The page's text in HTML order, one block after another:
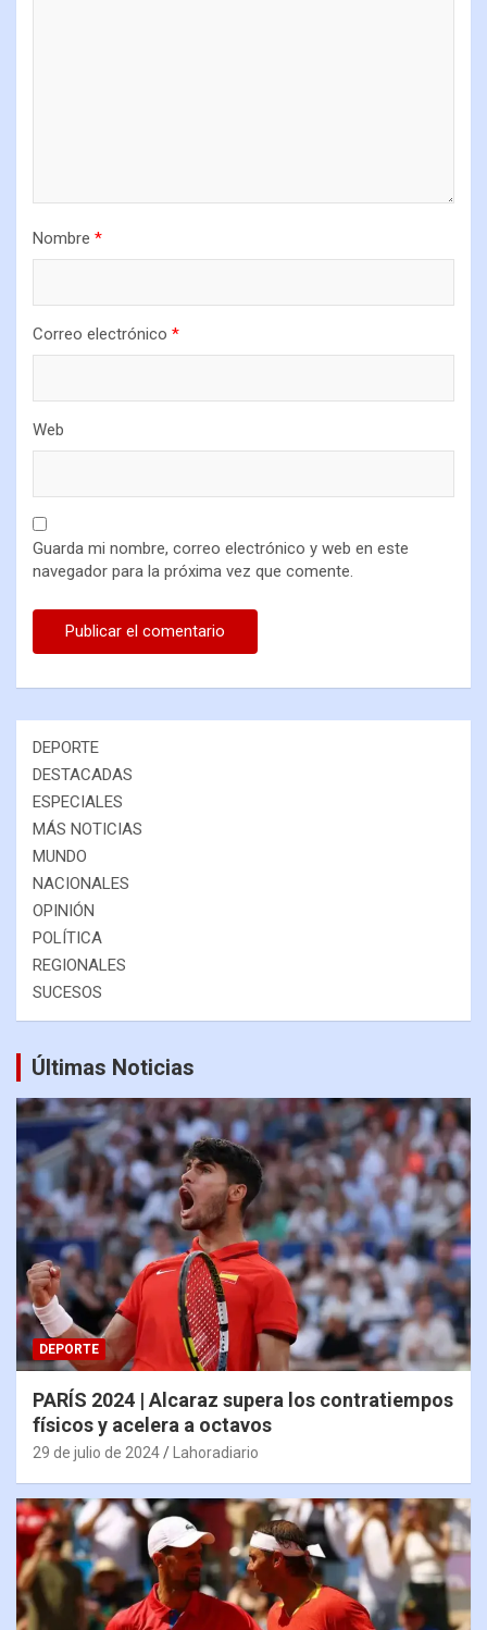
Nombre *
Correo electrónico *
Web
Guarda mi nombre, correo electrónico y web en este
navegador para la próxima vez que comente.
DEPORTE
DESTACADAS
ESPECIALES
MÁS NOTICIAS
MUNDO
NACIONALES
OPINIÓN
POLÍTICA
REGIONALES
SUCESOS
Últimas Noticias
DEPORTE
PARÍS 2024 | Alcaraz supera los contratiempos
físicos y acelera a octavos
29 de julio de 2024 Lahoradiario